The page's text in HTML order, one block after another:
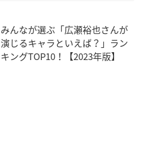
みんなが選ぶ「広瀬裕也さんが
演じるキャラといえば？」ラン
キングTOP10！【2023年版】